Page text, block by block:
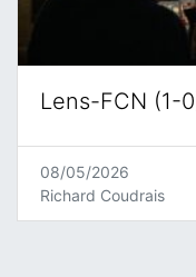
Lens-FCN (1-
08/05/2026
Richard Coudrais